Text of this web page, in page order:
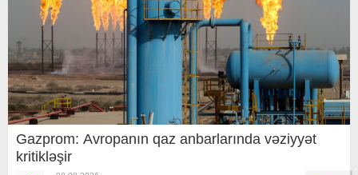
Gazprom: Avropanın qaz anbarlarında vəziyyət
kritikləşir